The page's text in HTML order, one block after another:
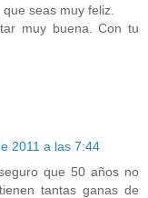
seas muy feliz.
muy buena. Con tu
2011 a las 7:44
que 50 años no
tantas ganas de